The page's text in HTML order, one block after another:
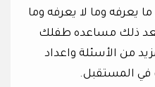
يعرفه وما لا يعرفه وما
ذلك مساعده طفلك
من الأسئلة واعداد
في المستقبل.